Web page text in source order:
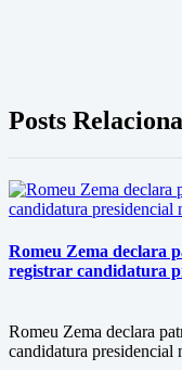
Posts
Romeu Zema declara
registrar candidatura
Romeu Zema declara
candidatura presidencial